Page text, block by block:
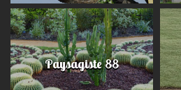
Paysagiste 88